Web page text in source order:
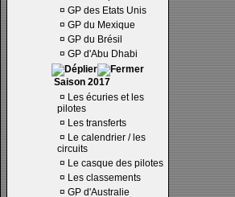
¤ GP des Etats Unis
¤ GP du Mexique
¤ GP du Brésil
¤ GP d'Abu Dhabi
Saison 2017
¤ Les écuries et les
pilotes
¤ Les transferts
¤ Le calendrier / les
circuits
¤ Le casque des pilotes
¤ Les classements
¤ GP d'Australie